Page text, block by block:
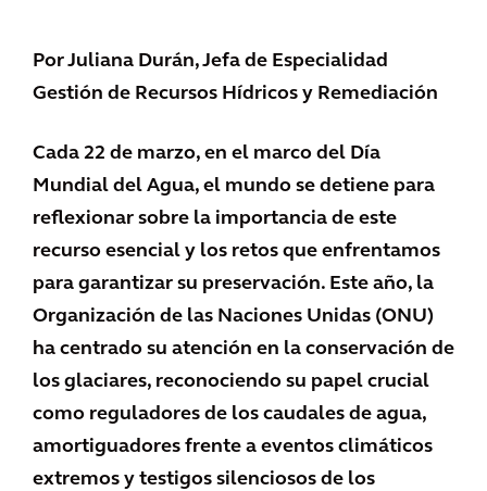
Por Juliana Durán, Jefa de Especialidad
Gestión de Recursos Hídricos y Remediación
Cada 22 de marzo, en el marco del Día
Mundial del Agua, el mundo se detiene para
reflexionar sobre la importancia de este
recurso esencial y los retos que enfrentamos
para garantizar su preservación. Este año, la
Organización de las Naciones Unidas (ONU)
ha centrado su atención en la conservación de
los glaciares, reconociendo su papel crucial
como reguladores de los caudales de agua,
amortiguadores frente a eventos climáticos
extremos y testigos silenciosos de los